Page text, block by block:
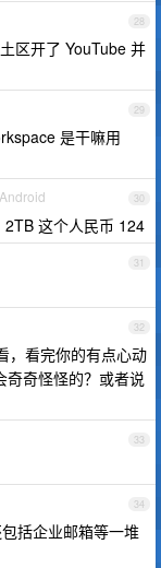
28
区开了 YouTube 并
29
是干嘛用
30
这个人民币 124
31
32
，看完你的有点心动
奇奇怪怪的？或者说
33
34
括企业邮箱等一堆